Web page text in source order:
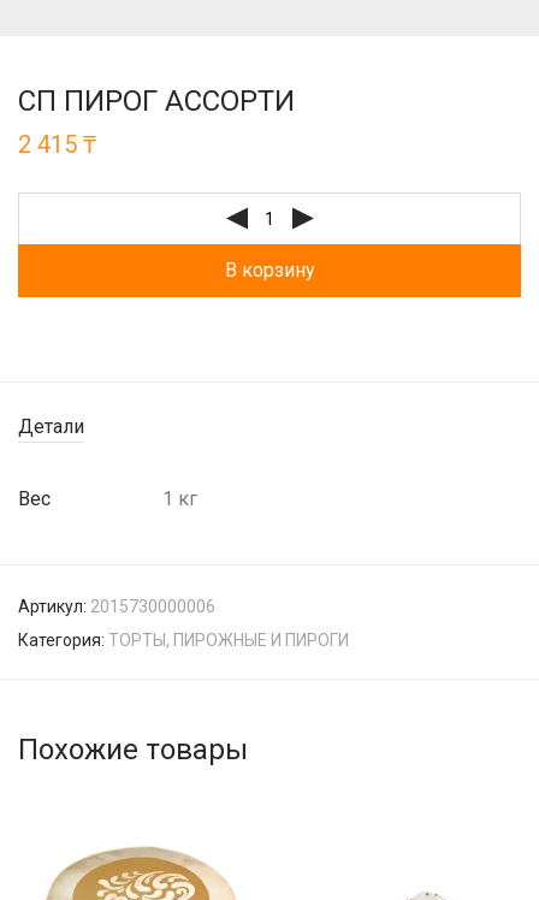
СП ПИРОГ АССОРТИ
2 415 ₸
В корзину
Детали
Вес 1 кг
Артикул: 2015730000006
Категория: ТОРТЫ, ПИРОЖНЫЕ И ПИРОГИ
Похожие товары